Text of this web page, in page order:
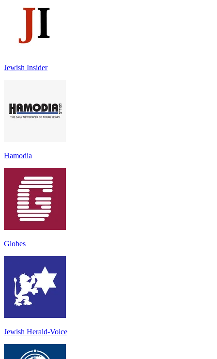
Jewish Insider
Hamodia
Globes
Jewish Herald-Voice